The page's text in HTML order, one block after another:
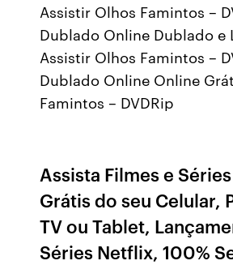
Assistir Olhos Famintos –
Dublado Online Dublado e
Assistir Olhos Famintos –
Dublado Online Online
Famintos – DVDRip
Assista Filmes e
Grátis do seu Celular,
TV ou Tablet,
Séries Netflix, 100%